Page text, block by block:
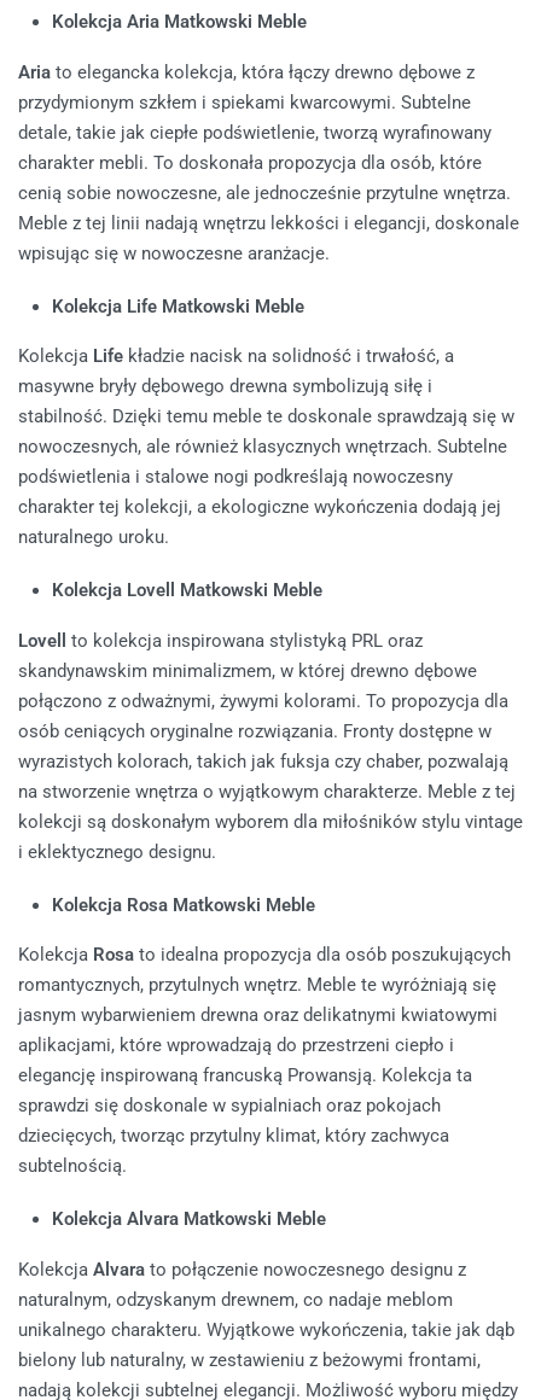
Kolekcja Aria Matkowski Meble
Aria to elegancka kolekcja, która łączy drewno dębowe z
przydymionym szkłem i spiekami kwarcowymi. Subtelne
detale, takie jak ciepłe podświetlenie, tworzą wyrafinowany
charakter mebli. To doskonała propozycja dla osób, które
cenią sobie nowoczesne, ale jednocześnie przytulne wnętrza.
Meble z tej linii nadają wnętrzu lekkości i elegancji, doskonale
wpisując się w nowoczesne aranżacje.
Kolekcja Life Matkowski Meble
Kolekcja Life kładzie nacisk na solidność i trwałość, a
masywne bryły dębowego drewna symbolizują siłę i
stabilność. Dzięki temu meble te doskonale sprawdzają się w
nowoczesnych, ale również klasycznych wnętrzach. Subtelne
podświetlenia i stalowe nogi podkreślają nowoczesny
charakter tej kolekcji, a ekologiczne wykończenia dodają jej
naturalnego uroku.
Kolekcja Lovell Matkowski Meble
Lovell
to kolekcja inspirowana stylistyką PRL oraz
skandynawskim minimalizmem, w której drewno dębowe
połączono z odważnymi, żywymi kolorami. To propozycja dla
osób ceniących oryginalne rozwiązania. Fronty dostępne w
wyrazistych kolorach, takich jak fuksja czy chaber, pozwalają
na stworzenie wnętrza o wyjątkowym charakterze. Meble z tej
kolekcji są doskonałym wyborem dla miłośników stylu vintage
i eklektycznego designu.
Kolekcja Rosa Matkowski Meble
Kolekcja Rosa to idealna propozycja dla osób poszukujących
romantycznych, przytulnych wnętrz. Meble te wyróżniają się
jasnym wybarwieniem drewna oraz delikatnymi kwiatowymi
aplikacjami, które wprowadzają do przestrzeni ciepło i
elegancję inspirowaną francuską Prowansją. Kolekcja ta
sprawdzi się doskonale w sypialniach oraz pokojach
dziecięcych, tworząc przytulny klimat, który zachwyca
subtelnością.
Kolekcja Alvara Matkowski Meble
Kolekcja Alvara to połączenie nowoczesnego designu z
naturalnym, odzyskanym drewnem, co nadaje meblom
unikalnego charakteru. Wyjątkowe wykończenia, takie jak dąb
bielony lub naturalny, w zestawieniu z beżowymi frontami,
nadają kolekcji subtelnej elegancji. Możliwość wyboru między